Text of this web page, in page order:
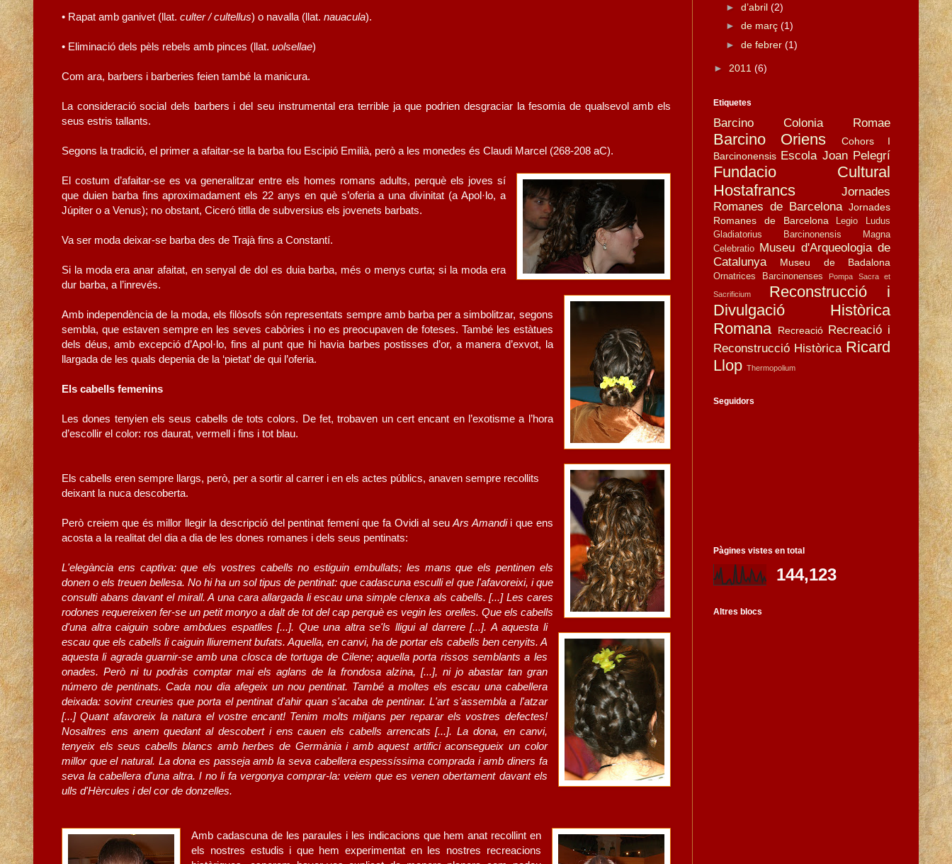
• Rapat amb ganivet (llat. culter / cultellus) o navalla (llat. nauacula).
• Eliminació dels pèls rebels amb pinces (llat. uolsellae)
Com ara, barbers i barberies feien també la manicura.
La consideració social dels barbers i del seu instrumental era terrible ja que podrien desgraciar la fesomia de qualsevol amb els
seus estris tallants.
Segons la tradició, el primer a afaitar-se la barba fou Escipió Emilià, però a les monedes és Claudi Marcel (268-208 aC).
El costum d’afaitar-se es va generalitzar entre els homes romans adults, perquè els joves sí
que duien barba fins aproximadament els 22 anys en què s’oferia a una divinitat (a Apol·lo, a
Júpiter o a Venus); no obstant, Ciceró titlla de subversius els jovenets barbats.
Va ser moda deixar-se barba des de Trajà fins a Constantí.
Si la moda era anar afaitat, en senyal de dol es duia barba, més o menys curta; si la moda era
dur barba, a l’inrevés.
Amb independència de la moda, els filòsofs són representats sempre amb barba per a simbolitzar, segons
sembla, que estaven sempre en les seves cabòries i no es preocupaven de foteses. També les estàtues
dels déus, amb excepció d’Apol·lo, fins al punt que hi havia barbes postisses d’or, a manera d’exvot, la
llargada de les quals depenia de la ‘pietat’ de qui l’oferia.
Els cabells femenins
Les dones tenyien els seus cabells de tots colors. De fet, trobaven un cert encant en l’exotisme a l’hora
d’escollir el color: ros daurat, vermell i fins i tot blau.
Els cabells eren sempre llargs, però, per a sortir al carrer i en els actes públics, anaven sempre recollits
deixant la nuca descoberta.
Però creiem que és millor llegir la descripció del pentinat femení que fa Ovidi al seuArs Amandii que ens
acosta a la realitat del dia a dia de les dones romanes i dels seus pentinats:
L'elegància ens captiva: que els vostres cabells no estiguin embullats; les mans que els pentinen els
donen o els treuen bellesa. No hi ha un sol tipus de pentinat: que cadascuna esculli el que l'afavoreixi, i que
consulti abans davant el mirall. A una cara allargada li escau una simple clenxa als cabells. [...] Les cares
rodones requereixen fer-se un petit monyo a dalt de tot del cap perquè es vegin les orelles. Que els cabells
d'una altra caiguin sobre ambdues espatlles [...]. Que una altra se'ls lligui al darrere [...]. A aquesta li
escau que els cabells li caiguin lliurement bufats. Aquella, en canvi, ha de portar els cabells ben cenyits. A
aquesta li agrada guarnir-se amb una closca de tortuga de Cilene; aquella porta rissos semblants a les
onades. Però ni tu podràs comptar mai els aglans de la frondosa alzina, [...], ni jo abastar tan gran
número de pentinats. Cada nou dia afegeix un nou pentinat. També a moltes els escau una cabellera
deixada: sovint creuries que porta el pentinat d'ahir quan s'acaba de pentinar. L'art s'assembla a l'atzar
[...] Quant afavoreix la natura el vostre encant! Tenim molts mitjans per reparar els vostres defectes!
Nosaltres ens anem quedant al descobert i ens cauen els cabells arrencats [...]. La dona, en canvi,
tenyeix els seus cabells blancs amb herbes de Germània i amb aquest artifici aconsegueix un color
millor que el natural. La dona es passeja amb la seva cabellera espessíssima comprada i amb diners fa
seva la cabellera d'una altra. l no li fa vergonya comprar-la: veiem que es venen obertament davant els
ulls d'Hèrcules i del cor de donzelles.
Amb cadascuna de les paraules i les indicacions que hem anat recollint en
els nostres estudis i que hem experimentat en les nostres recreacions
► d’abril (2)
► de març (1)
► de febrer (1)
► 2011 (6)
Etiquetes
Barcino Colonia Romae
Barcino Oriens
Cohors I
Barcinonensis Escola Joan Pelegrí
Fundacio Cultural
Hostafrancs
Jornades
Romanes de Barcelona Jornades
Romanes de Barcelona
Legio
Ludus
Gladiatorius Barcinonensis
Magna
Celebratio Museu d'Arqueologia de
Catalunya
Museu de Badalona
Ornatrices Barcinonenses Pompa Sacra et
Sacrificium
Reconstrucció i
Divulgació Històrica
Romana
Recreació Recreació i
Reconstrucció Històrica Ricard
Llop Thermopolium
Seguidors
Pàgines vistes en total
144,123
Altres blocs